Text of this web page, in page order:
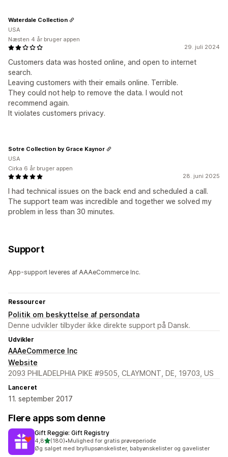
29. juli 2024
Customers data was hosted online, and open to internet
search.
Leaving customers with their emails online. Terrible.
They could not help to remove the data. I would not
recommend again.
It violates customers privacy.
Waterdale Collection
USA
Næsten 4 år bruger appen
28. juni 2025
I had technical issues on the back end and scheduled a call.
The support team was incredible and together we solved my
problem in less than 30 minutes.
Sotre Collection by Grace Kaynor
USA
Cirka 6 år bruger appen
Support
App-support leveres af AAAeCommerce Inc.
Ressourcer
Politik om beskyttelse af persondata
Denne udvikler tilbyder ikke direkte support på Dansk.
Udvikler
AAAeCommerce Inc
Website
2093 PHILADELPHIA PIKE #9505, CLAYMONT, DE, 19703, US
Lanceret
11. september 2017
Flere apps som denne
Gift Reggie: Gift Registry
4,8ud af 5 stjerner
(180)
180 anmeldelser i alt
•Mulighed for gratis prøveperiode
Øg salget med bryllupsønskelister, babyønskelister og gavelister